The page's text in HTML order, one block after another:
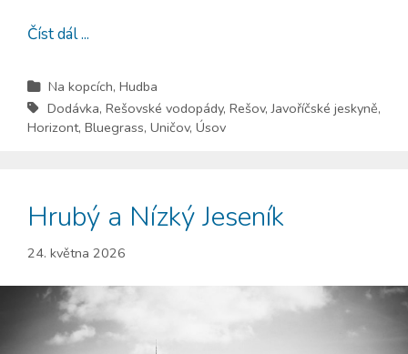
Číst dál ...
Na kopcích, Hudba
Dodávka, Rešovské vodopády, Rešov,Javoříčské jeskyně,
Horizont, Bluegrass, Uničov, Úsov
Hrubý a Nízký Jeseník
24. května 2026